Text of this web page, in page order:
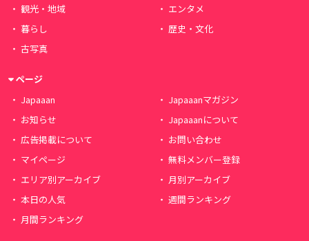
観光・地域
エンタメ
暮らし
歴史・文化
古写真
ページ
Japaaan
Japaaanマガジン
お知らせ
Japaaanについて
広告掲載について
お問い合わせ
マイページ
無料メンバー登録
エリア別アーカイブ
月別アーカイブ
本日の人気
週間ランキング
月間ランキング